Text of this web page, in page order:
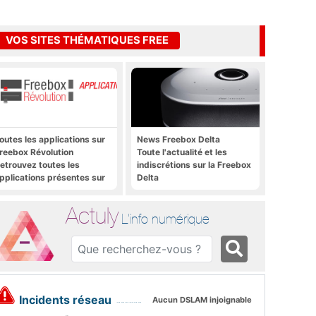
VOS SITES THÉMATIQUES FREE
les applications sur
Révolution
toutes les
présentes sur
News Freebox Delta
Toute l'actualité et les
indiscrétions sur la Freebox
Delta
Actuly L'info numérique
Incidents réseau Aucun DSLAM injoignable